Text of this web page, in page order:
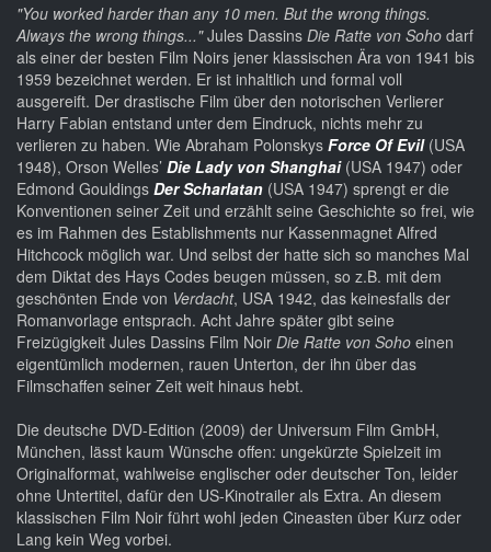
"You worked harder than any 10 men. But the wrong things.
Always the wrong things..."Jules Dassins Die Ratte von Soho darf
als einer der besten Film Noirs jener klassischen Ära von 1941 bis
1959 bezeichnet werden. Er ist inhaltlich und formal voll
ausgereift. Der drastische Film über den notorischen Verlierer
Harry Fabian entstand unter dem Eindruck, nichts mehr zu
verlieren zu haben. Wie Abraham Polonskys Force Of Evil (USA
1948), Orson Welles’ Die Lady von Shanghai (USA 1947) oder
Edmond Gouldings Der Scharlatan (USA 1947) sprengt er die
Konventionen seiner Zeit und erzählt seine Geschichte so frei, wie
es im Rahmen des Establishments nur Kassenmagnet Alfred
Hitchcock möglich war. Und selbst der hatte sich so manches Mal
dem Diktat des Hays Codes beugen müssen, so z.B. mit dem
geschönten Ende von Verdacht, USA 1942, das keinesfalls der
Romanvorlage entsprach. Acht Jahre später gibt seine
Freizügigkeit Jules Dassins Film Noir Die Ratte von Soho einen
eigentümlich modernen, rauen Unterton, der ihn über das
Filmschaffen seiner Zeit weit hinaus hebt.
Die deutsche DVD-Edition (2009) der Universum Film GmbH,
München, lässt kaum Wünsche offen: ungekürzte Spielzeit im
Originalformat, wahlweise englischer oder deutscher Ton, leider
ohne Untertitel, dafür den US-Kinotrailer als Extra. An diesem
klassischen Film Noir führt wohl jeden Cineasten über Kurz oder
Lang kein Weg vorbei.